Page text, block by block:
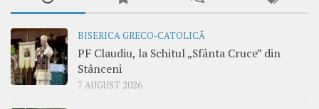
BISERICA GRECO-CATOLICĂ
PF Claudiu, la Schitul „Sfânta Cruce” din
Stânceni
7 AUGUST 2026